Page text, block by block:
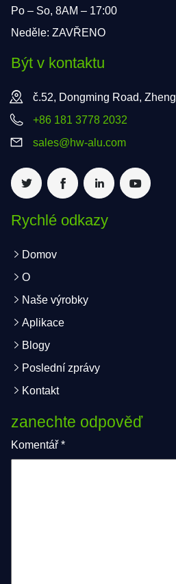
Po – So, 8AM – 17:00
Neděle: ZAVŘENO
Být v kontaktu
č.52, Dongming Road,
+86 181 3778 2032
sales@hw-alu.com
Rychlé odkazy
Domov
O
Naše výrobky
Aplikace
Blogy
Poslední zprávy
Kontakt
zanechte odpověď
Komentář *